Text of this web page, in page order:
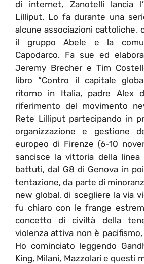
di internet, Zanotelli lancia
Lilliput. Lo fa durante una
alcune associazioni cattoliche,
il gruppo Abele e la
Capodarco. Fa sue ed
Jeremy Brecher e Tim
libro “Contro il capitale
ritorno in Italia, padre Alex
riferimento del movimento
Rete Lilliput partecipando in
organizzazione e gestione
europeo di Firenze (6-10
sancisce la vittoria della
battuti, dal G8 di Genova in
tentazione, da parte di
new global, di scegliere la via
fu chiaro con le frange
concetto di civiltà della
violenza attiva non è
Ho cominciato leggendo
King, Milani, Mazzolari e questi